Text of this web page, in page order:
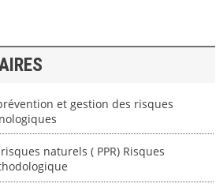
et gestion des risques
naturels ( PPR) Risques